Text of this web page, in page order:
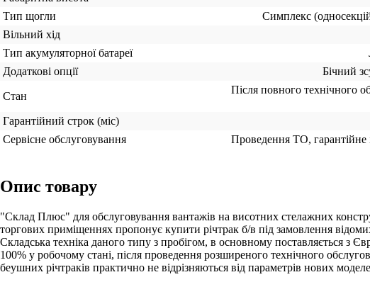
Тип щогли
Симплекс
Вільний хід
Тип акумуляторної батареї
Додаткові опції
Бічний
Стан
Після повного технічного
Гарантійний строк (міс)
Сервісне обслуговування
Проведення ТО, гарантійне
Опис товару
"Склад Плюс" для обслуговування вантажів на висотних стелажних
торгових приміщеннях пропонує купити річтрак б/в під замовлення
Складська техніка даного типу з пробігом, в основному поставляється з
100% у робочому стані, після проведення розширеного технічного
беушних річтраків практично не відрізняються від параметрів нових